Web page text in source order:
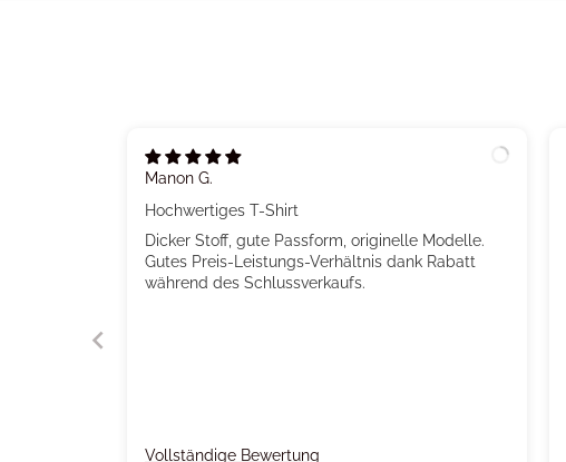
Manon G.
Hochwertiges T-Shirt
Dicker Stoff, gute Passform, originelle Modelle.
Gutes Preis-Leistungs-Verhältnis dank Rabatt
während des Schlussverkaufs.
Vollständige Bewertung